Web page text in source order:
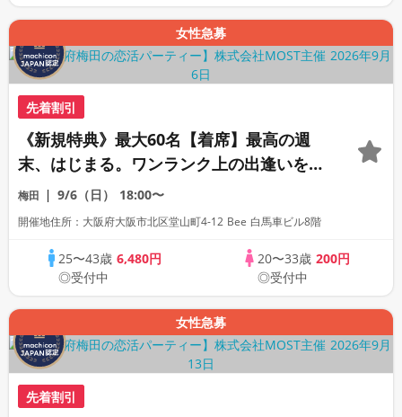
女性急募
先着割引
《新規特典》最大60名【着席】最高の週
末、はじまる。ワンランク上の出逢いをあ
なたへ。
梅田 9/6（日） 18:00〜
開催地住所：大阪府大阪市北区堂山町4-12 Bee 白馬車ビル8階
25〜43歳6,480円
◎受付中
20〜33歳 200円
◎受付中
女性急募
先着割引